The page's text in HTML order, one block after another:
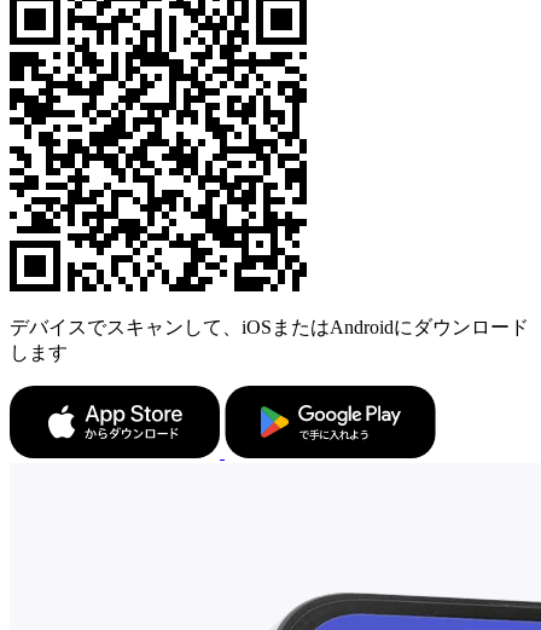
デバイスでスキャンして、iOSまたはAndroidにダウンロード
します